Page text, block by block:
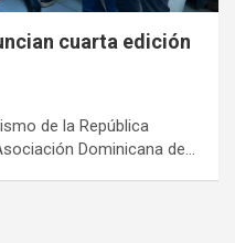
cuarta edición
de la República
Dominicana de…